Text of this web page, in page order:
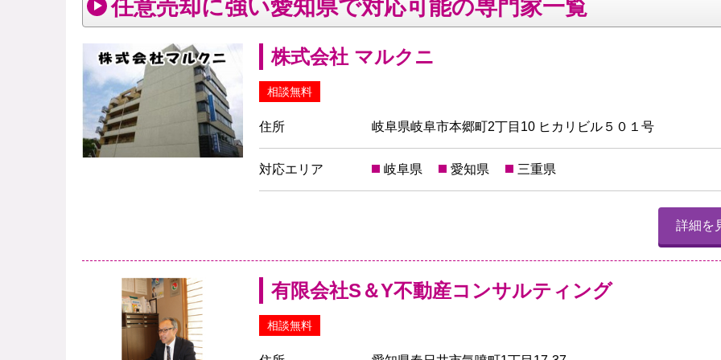
任意売却に強い愛知県で対応可能の専門家一覧
株式会社 マルクニ
相談無料
住所 岐阜県岐阜市本郷町2丁目10 ヒカリビル５０１号
対応エリア 岐阜県 愛知県 三重県
詳細を
有限会社S＆Y不動産コンサルティング
相談無料